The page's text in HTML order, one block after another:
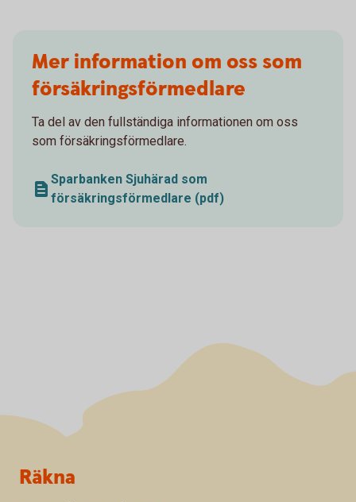
Mer information om oss som
försäkringsförmedlare
Ta del av den fullständiga informationen om oss
som försäkringsförmedlare.
Sparbanken Sjuhärad som
försäkringsförmedlare (pdf)
Sidfot
Räkna